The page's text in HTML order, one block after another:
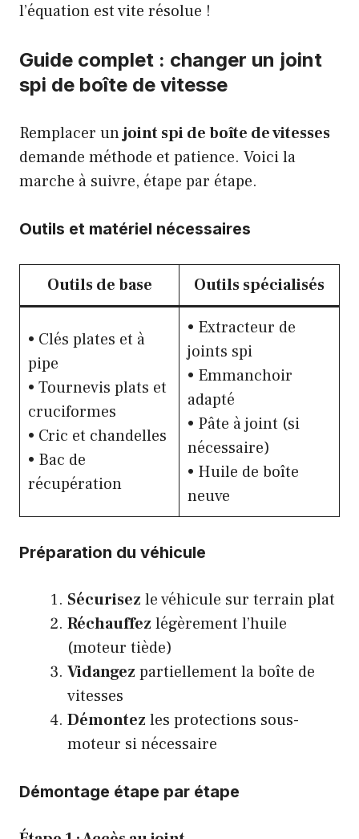
l’équation est vite résolue !
Guide complet : changer un joint
spi de boîte de vitesse
Remplacer unjoint spi de boîte de vitesses
demande méthode et patience. Voici la
marche à suivre, étape par étape.
Outils et matériel nécessaires
Outils de base Outils spécialisés
• Clés plates et à
pipe
• Tournevis plats et
cruciformes
• Cric et chandelles
• Bac de
récupération
• Extracteur de
joints spi
• Emmanchoir
adapté
• Pâte à joint (si
nécessaire)
• Huile de boîte
neuve
Préparation du véhicule
Sécurisez le véhicule sur terrain plat
Réchauffez légèrement l’huile
(moteur tiède)
Vidangez partiellement la boîte de
vitesses
Démontez les protections sous-
moteur si nécessaire
Démontage étape par étape